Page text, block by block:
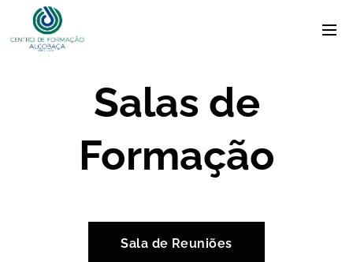
Salas de
Formação
Sala de Reuniões